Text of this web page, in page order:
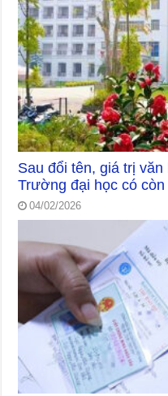
Sau đổi tên, giá trị
Trường đại học có
04/02/2026